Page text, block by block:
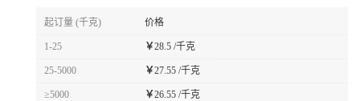
起订量 (千克) 价格
1-25 ￥28.5 /千克
25-5000 ￥27.55 /千克
≥5000 ￥26.55 /千克